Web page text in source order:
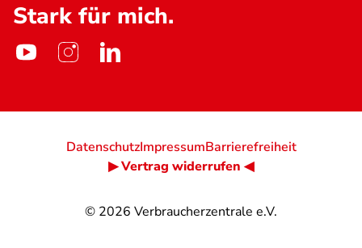
Stark für mich.
© 2026 Verbraucherzentrale e.V.
DatenschutzImpressumBarrierefreiheit
▶ Vertrag widerrufen ◀